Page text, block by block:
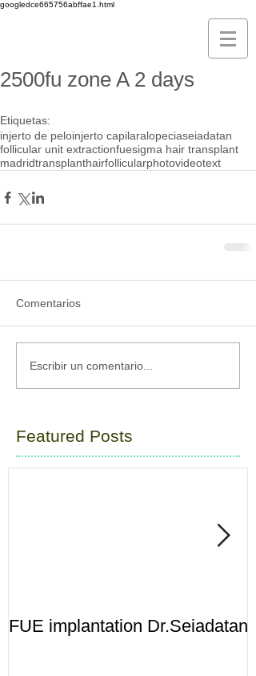
googledce665756abffae1.html
2500fu zone A 2 days
Etiquetas:
injerto de peloinjerto capilaralopeciaseiadatan
follicular unit extractionfuesigma hair transplant
madridtransplanthairfollicularphotovideotext
Comentarios
Escribir un comentario...
Featured Posts
FUE implantation Dr.Seiadatan